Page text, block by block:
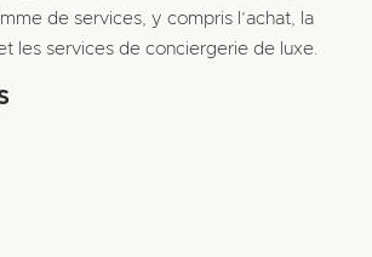
de services, y compris l’achat, la
les services de conciergerie de luxe.